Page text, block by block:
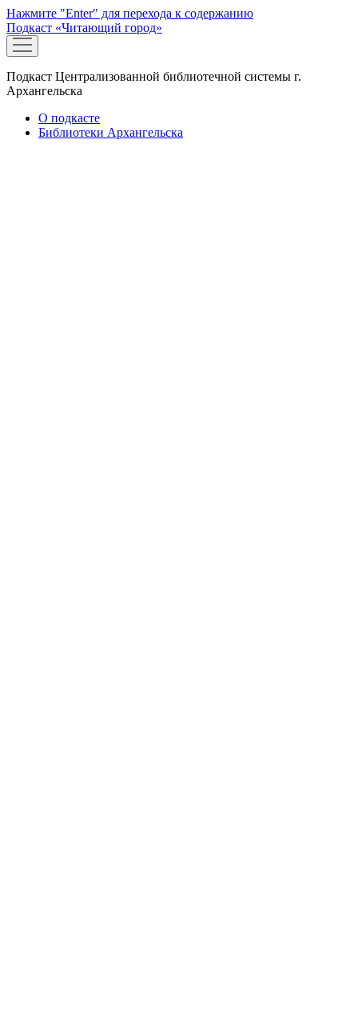
Нажмите "Enter" для перехода к содержанию
Подкаст «Читающий город»
открыть
меню
Подкаст Централизованной библиотечной системы г.
Архангельска
О подкасте
Библиотеки Архангельска